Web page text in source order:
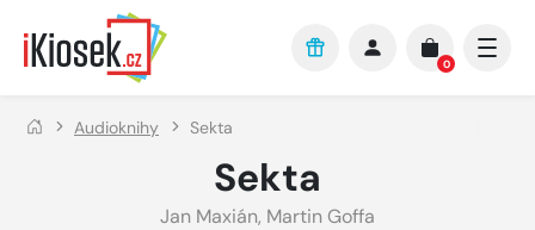
Přejít na hlavní obsah
0
Audioknihy Sekta
Sekta
Jan Maxián, Martin Goffa